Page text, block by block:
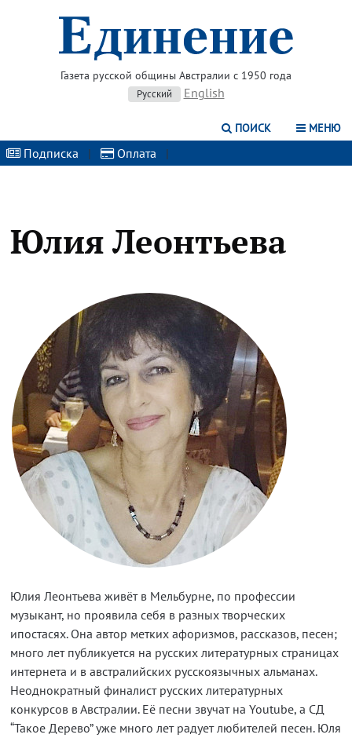
Газета русской общины Австралии с 1950 года
Русский English
ПОИСК МЕНЮ
Подписка | Оплата |
Юлия Леонтьева
Юлия Леонтьева живёт в Мельбурне, по профессии
музыкант, но проявила себя в разных творческих
ипостасях. Она автор метких афоризмов, рассказов, песен;
много лет публикуется на русских литературных страницах
интернета и в австралийских русскоязычных альманах.
Неоднократный финалист русских литературных
конкурсов в Австралии. Её песни звучат на Youtubе, а СД
“Такое Дерево” уже много лет радует любителей песен. Юля